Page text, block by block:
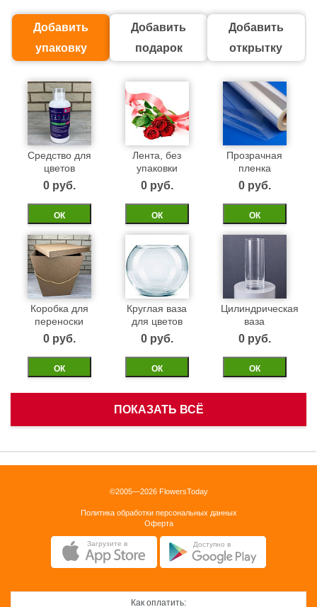
Добавить
упаковку
Добавить
подарок
Добавить
открытку
Средство для
цветов
0 pуб.
ОК
Лента, без
упаковки
0 pуб.
ОК
Прозрачная
пленка
0 pуб.
ОК
Коробка для
переноски
0 pуб.
ОК
Круглая ваза
для цветов
0 pуб.
ОК
Цилиндрическая
ваза
0 pуб.
ОК
коробка 40см
ОК ОК
ПОКАЗАТЬ ВСЁ
©2005—2026 FlowersToday
Политика обработки персональных данных
Оферта
Загрузите в Доступно в
Как оплатить: